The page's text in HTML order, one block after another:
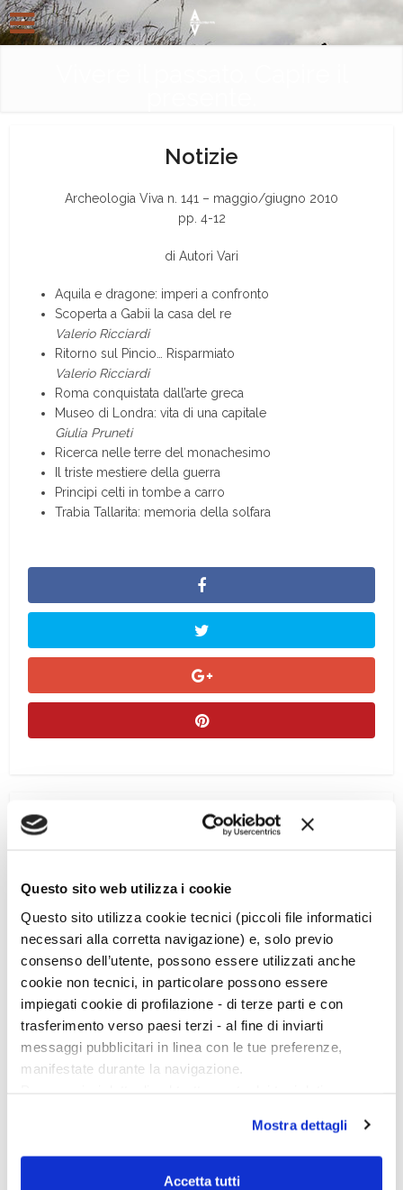
Questo sito web utilizza i cookie
Questo sito utilizza cookie tecnici (piccoli file informatici
necessari alla corretta navigazione) e, solo previo
consenso dell’utente, possono essere utilizzati anche
cookie non tecnici, in particolare possono essere
impiegati cookie di profilazione - di terze parti e con
trasferimento verso paesi terzi - al fine di inviarti
messaggi pubblicitari in linea con le tue preferenze,
manifestate durante la navigazione.
scelte privacy sui cookie, ti invitiamo a prendere visione
dell’informativa cookie.
Chiudendo il banner tramite la “X” prosegui la
Mostra dettagli
Accetta tutti
Notizie
Archeologia Viva n. 141 – maggio/giugno 2010
pp. 4-12
di Autori Vari
Aquila e dragone: imperi a confronto
Scoperta a Gabii la casa del re
Valerio Ricciardi
Ritorno sul Pincio… Risparmiato
Valerio Ricciardi
Roma conquistata dall’arte greca
Museo di Londra: vita di una capitale
Giulia Pruneti
Ricerca nelle terre del monachesimo
Il triste mestiere della guerra
Principi celti in tombe a carro
Trabia Tallarita: memoria della solfara